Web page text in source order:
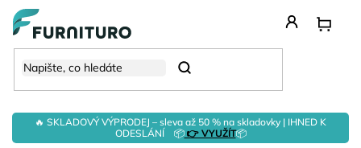
Přejít
obsah
🔥 SKLADOVÝ VÝPRODEJ – sleva až 50 % na skladovky | IHNED K
ODESLÁNÍ 📦👉 VYUŽÍT📦
Hledat